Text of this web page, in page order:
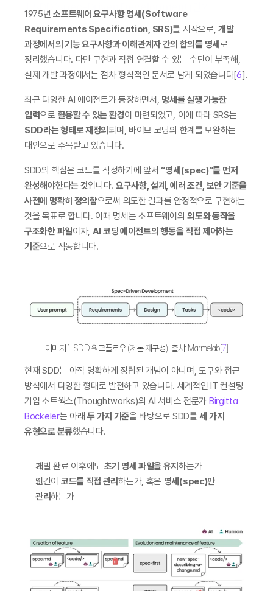
1. SDD(Spec-Driven Development)란?
1975년 소프트웨어 요구사항 명세(Software
Requirements Specification, SRS)를 시작으로, 개발
과정에서의 기능 요구사항과 이해관계자 간의 합의를 명세 로
정리했습니다. 다만 구현과 직접 연결할 수 있는 수단이 부족해,
실제 개발 과정에서는 점차 형식적인 문서로 남게 되었습니다[6].
최근 다양한 AI 에이전트가 등장하면서, 명세를 실행 가능한
입력으로 활용할 수 있는 환경
SDD라는 형태로 재정의 되며, 바이브 코딩의 한계를 보완하는
대안으로 주목받고 있습니다.
SDD의 핵심은 코드를 작성하기에 앞서 “명세(spec)”를 먼저
완성해야한다는 것입니다. 요구사항, 설계, 에러 조건, 보안 기준을
사전에 명확히 정의함으로써 의도한 결과를 안정적으로 구현하는
것을 목표로 합니다. 이때 명세는 소프트웨어의 의도와 동작을
구조화한 파일이자, AI 코딩 에이전트의 행동을 직접 제어하는
기준으로 작동합니다.
이미지 1. SDD 워크플로우 (제논 재구성). 출처: Marmelab[7]
현재 SDD는 아직 명확하게 정립된 개념이 아니며, 도구와 접근
방식에서 다양한 형태로 발전하고 있습니다. 세계적인 IT 컨설팅
기업 소트웍스(Thoughtworks)의 AI 서비스 전문가 Birgitta
Böckeler는 아래 두 가지 기준을 바탕으로 SDD를 세 가지
유형으로 분류했습니다.
개발 완료 이후에도 초기 명세 파일을 유지하는가
인간이 코드를 직접 관리하는가, 혹은 명세(spec)만
관리하는가